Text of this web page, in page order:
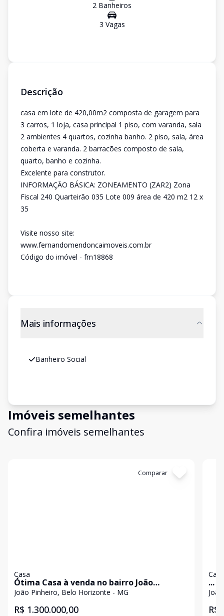
2 Banheiros
3 Vagas
Descrição
casa em lote de 420,00m2 composta de garagem para
3 carros, 1 loja, casa principal 1 piso, com varanda, sala
2 ambientes 4 quartos, cozinha banho. 2 piso, sala, área
coberta e varanda. 2 barracões composto de sala,
quarto, banho e cozinha.
Excelente para construtor.
INFORMAÇÃO BÁSICA: ZONEAMENTO (ZAR2) Zona
Fiscal 240 Quarteirão 035 Lote 009 área de 420 m2 12 x
35
Visite nosso site:
www.fernandomendoncaimoveis.com.br
Código do imóvel - fm18868
Mais informações
Banheiro Social
Imóveis semelhantes
Confira imóveis semelhantes
Comparar
Casa
Ótima Casa à venda no bairro João
Pinheiro.
João Pinheiro, Belo Horizonte - MG
R$ 1.300.000,00
Casa
...
R$